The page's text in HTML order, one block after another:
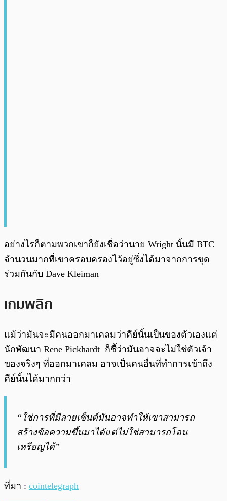
อย่างไรก็ตามพวกเขาก็ยังเชื่อว่านาย Wright นั้นมี BTC
จำนวนมากที่เขาครอบครองไว้อยู่ซึ่งได้มาจากการขุด
ร่วมกันกับ Dave Kleiman
เกมพลิก
แม้ว่ามันจะมีคนออกมาเคลมว่าคีย์นั้นเป็นของตัวเองแต่
นักพัฒนา Rene Pickhardt ก็ชี้ว่ามันอาจจะไม่ใช่ตัวเจ้า
ของจริงๆ ที่ออกมาเคลม อาจเป็นคนอื่นที่ทำการเข้าถึง
คีย์นั้นได้มากกว่า
“ใช่การที่มีลายเซ็นต์มันอาจทำให้เขาสามารถ
สร้างข้อความขึ้นมาได้แต่ไม่ใช่สามารถโอน
เหรียญได้”
ที่มา : cointelegraph